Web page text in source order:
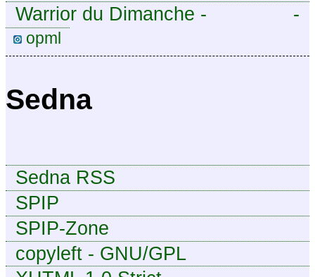
-
Warrior du Dimanche -
Publication à caractère
intermittent, approximatif et
opml
Sedna
Sedna RSS
SPIP
SPIP-Zone
copyleft - GNU/GPL